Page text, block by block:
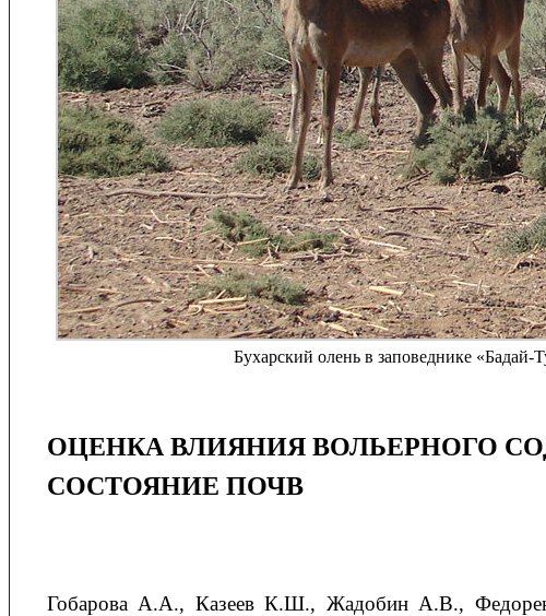
Бухарский олень в заповеднике
ОЦЕНКА ВЛИЯНИЯ ВОЛЬЕРНОГО
СОСТОЯНИЕ ПОЧВ
Гобарова А.А., КазеевК.Ш., Жадобин А.В.,